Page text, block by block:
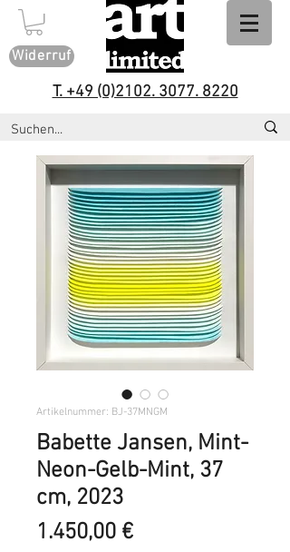
Widerruf
T. +49 (0)2102. 3077. 8220
Artikelnummer: BJ-37MNGM
Babette Jansen, Mint-
Neon-Gelb-Mint, 37
cm, 2023
1.450,00 €Preis